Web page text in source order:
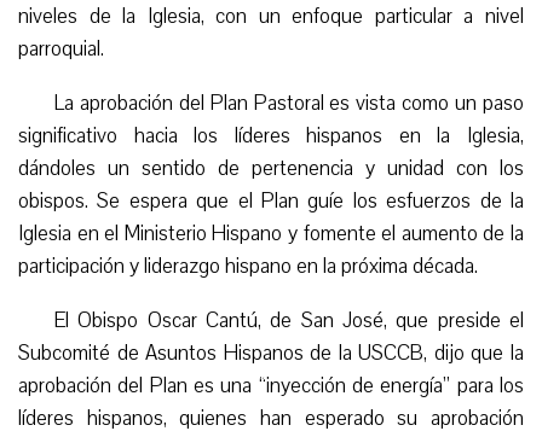
niveles de la Iglesia, con un enfoque particular a nivel
parroquial.
La aprobación del Plan Pastoral es vista como un paso
significativo hacia los líderes hispanos en la Iglesia,
dándoles un sentido de pertenencia y unidad con los
obispos. Se espera que el Plan guíe los esfuerzos de la
Iglesia en el Ministerio Hispano y fomente el aumento de la
participación y liderazgo hispano en la próxima década.
El Obispo Oscar Cantú, de San José, que preside el
Subcomité de Asuntos Hispanos de la USCCB, dijo que la
aprobación del Plan es una “inyección de energía” para los
líderes hispanos, quienes han esperado su aprobación